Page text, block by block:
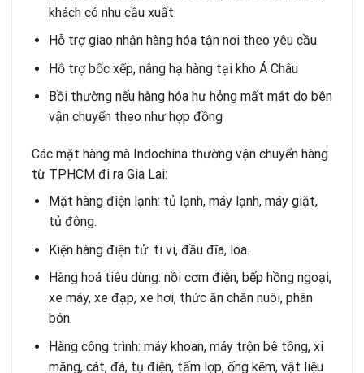
khách có nhu cầu xuất.
Hỗ trợ giao nhận hàng hóa tận nơi theo yêu cầu
Hỗ trợ bốc xếp, nâng hạ hàng tại kho Á Châu
Bồi thường nếu hàng hóa hư hỏng mất mát do bên
vận chuyển theo như hợp đồng
Các mặt hàng mà Indochina thường vận chuyển hàng
từ TPHCM đi ra Gia Lai:
Mặt hàng điện lạnh: tủ lạnh, máy lạnh, máy giặt,
tủ đông.
Kiện hàng điện tử: ti vi, đầu đĩa, loa.
Hàng hoá tiêu dùng: nồi cơm điện, bếp hồng ngoại,
xe máy, xe đạp, xe hơi, thức ăn chăn nuôi, phân
bón.
Hàng công trình: máy khoan, máy trộn bê tông, xi
măng, cát, đá, tụ điện, tấm lợp, ống kẽm, vật liệu